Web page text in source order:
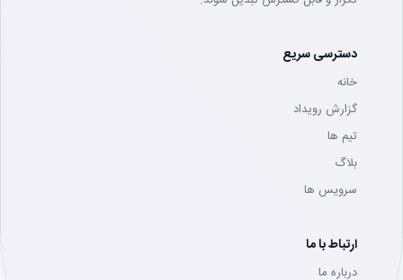
دسترسی سریع
خانه
گزارش رویداد
تيم ها
بلاگ
سرويس ها
ارتباط با ما
درباره ما